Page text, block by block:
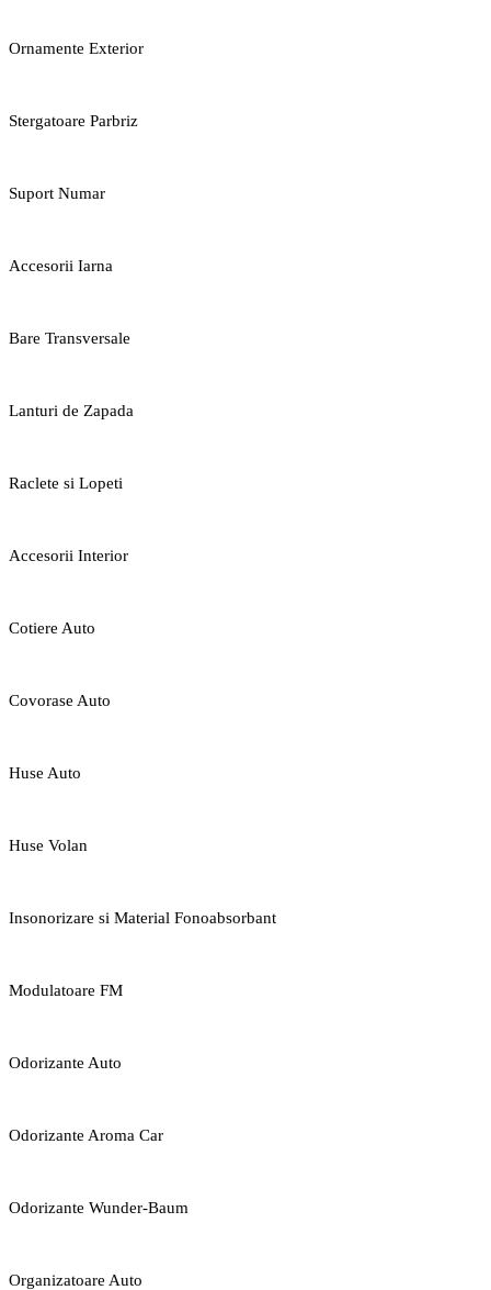
Ornamente Exterior
Stergatoare Parbriz
Suport Numar
Accesorii Iarna
Bare Transversale
Lanturi de Zapada
Raclete si Lopeti
Accesorii Interior
Cotiere Auto
Covorase Auto
Huse Auto
Huse Volan
Insonorizare si Material Fonoabsorbant
Modulatoare FM
Odorizante Auto
Odorizante Aroma Car
Odorizante Wunder-Baum
Organizatoare Auto